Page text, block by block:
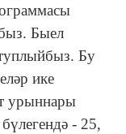
Быел
Бу
ике
урыннары
- 25,